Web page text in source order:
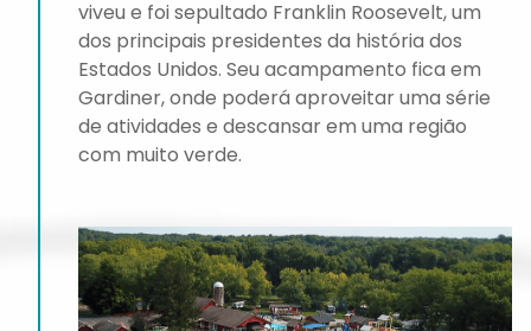
viveu e foi sepultado Franklin Roosevelt, um
dos principais presidentes da história dos
Estados Unidos. Seu acampamento fica em
Gardiner, onde poderá aproveitar uma série
de atividades e descansar em uma região
com muito verde.